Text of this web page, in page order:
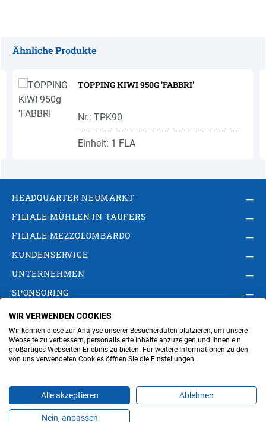
Ähnliche Produkte
TOPPING KIWI 950G 'FABBRI'
Nr.: TPK90
Einheit: 1 FLA
HEADQUARTER NEUMARKT
FILIALE MÜHLEN IN TAUFERS
FILIALE MEZZOLOMBARDO
KUNDENSERVICE
UNTERNEHMEN
SPONSORING
AGB Privacy Policy
Impressum
Cookie-Einstellungen ändern
Verwaltung
WIR VERWENDEN COOKIES
Wir können diese zur Analyse unserer Besucherdaten platzieren, um unsere
Webseite zu verbessern, personalisierte Inhalte anzuzeigen und Ihnen ein
großartiges Webseiten-Erlebnis zu bieten. Für weitere Informationen zu den
von uns verwendeten Cookies öffnen Sie die Einstellungen.
Alle akzeptieren Ablehnen
Nein, anpassen